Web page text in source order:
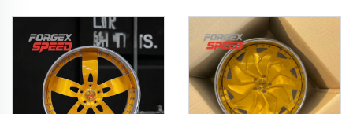
8x6.5 6x5.5 5x5
Wheels Chrome
Wheel Konkavni
removi Zlatni
Automobilni removi